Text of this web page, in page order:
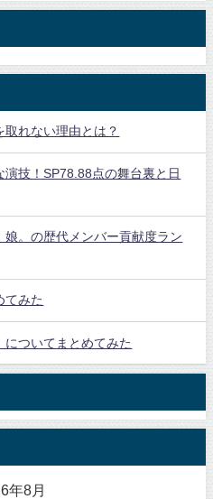
取れない理由とは？
技！SP78.88点の舞台裏と日
。の歴代メンバー貢献度ラン
てみた
ついてまとめてみた
年8月